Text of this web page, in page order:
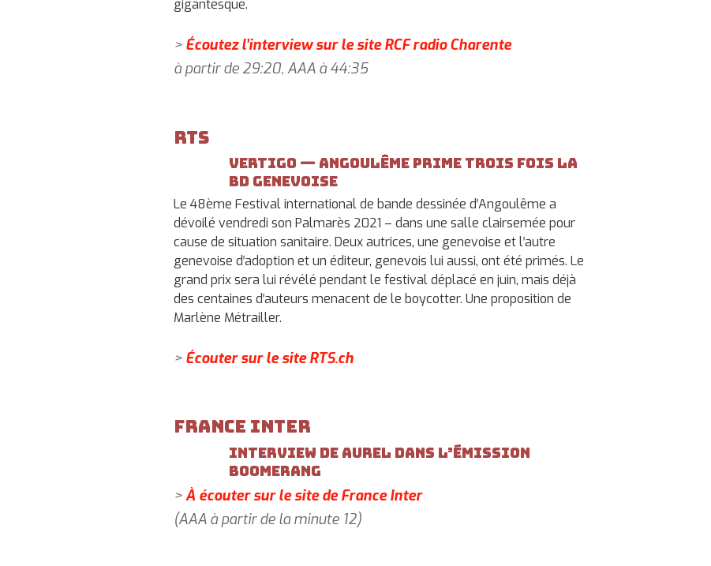
gigantesque.
> Écoutez l’interview sur le site RCF radio Charente
à partir de 29:20, AAA à 44:35
RTS
Vertigo — Angoulême prime trois fois la
bd genevoise
Le 48ème Festival international de bande dessinée dʹAngoulême a
dévoilé vendredi son Palmarès 2021 – dans une salle clairsemée pour
cause de situation sanitaire. Deux autrices, une genevoise et lʹautre
genevoise dʹadoption et un éditeur, genevois lui aussi, ont été primés. Le
grand prix sera lui révélé pendant le festival déplacé en juin, mais déjà
des centaines dʹauteurs menacent de le boycotter. Une proposition de
Marlène Métrailler.
> Écouter sur le site RTS.ch
France Inter
Interview de Aurel dans l’émission
Boomerang
>À écouter sur le site de France Inter
(AAA à partir de la minute 12)